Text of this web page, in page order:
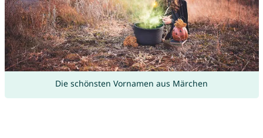
Die schönsten Vornamen aus Märchen